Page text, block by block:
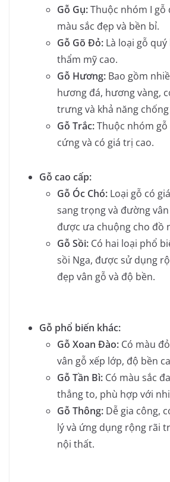
Gỗ Gụ:Thuộc nhóm I gỗ
màu sắc đẹp và bền bỉ.
Gỗ Gõ Đỏ: Là loại gỗ
thẩm mỹ cao.
Gỗ Hương: Bao gồm
hương đá, hương vàng,
trưng và khả năng
Gỗ Trắc:Thuộc nhóm
cứng và có giá trị cao.
Gỗ cao cấp:
Gỗ Óc Chó: Loại gỗ có
sang trọng và đường
được ưa chuộng cho đồ
Gỗ Sồi: Có hai loại phổ
sồi Nga, được sử dụng
đẹp vân gỗ và độ bền.
Gỗ phổ biến khác:
Gỗ Xoan Đào: Có màu
vân gỗ xếp lớp, độ bền
Gỗ Tần Bì: Có màu sắc
thẳng to, phù hợp với
Gỗ Thông: Dễ gia công,
lý và ứng dụng rộng rãi
nội thất.